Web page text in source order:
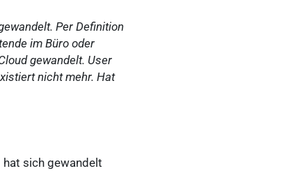
Per Definition
im Büro oder
gewandelt. User
nicht mehr. Hat
hat sich gewandelt